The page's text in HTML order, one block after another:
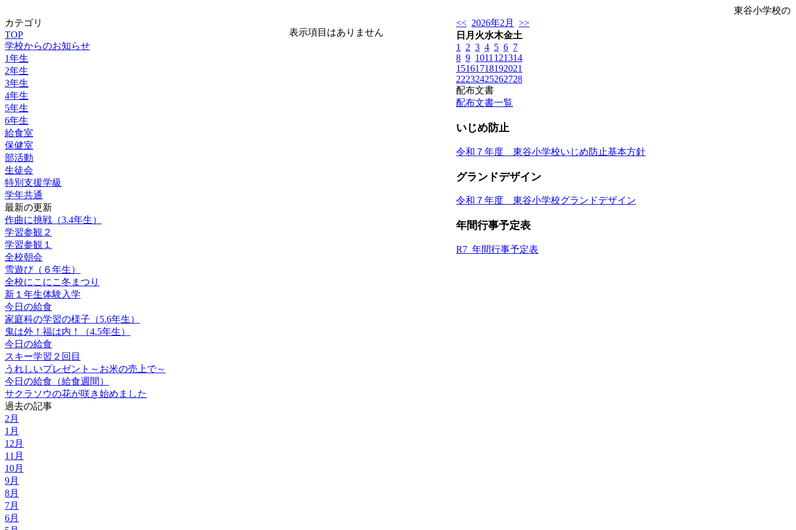
東谷小学校の
カテゴリ
TOP
学校からのお知らせ
1年生
2年生
3年生
4年生
5年生
6年生
給食室
保健室
部活動
生徒会
特別支援学級
学年共通
最新の更新
作曲に挑戦（3.4年生）
学習参観２
学習参観１
全校朝会
雪遊び（６年生）
全校にこにこ冬まつり
新１年生体験入学
今日の給食
家庭科の学習の様子（5.6年生）
鬼は外！福は内！（4.5年生）
今日の給食
スキー学習２回目
うれしいプレゼント～お米の売上で～
今日の給食（給食週間）
サクラソウの花が咲き始めました
過去の記事
2月
1月
12月
11月
10月
9月
8月
7月
6月
表示項目はありません
<< 2026年2月
>>
日 月 火水木金土
1
2 3 4 5 6 7
8 9 1011 121314
15161718192021
22232425262728
配布文書
配布文書一覧
いじめ防止
令和７年度 東谷小学校いじめ防止基本方針
グランドデザイン
令和７年度 東谷小学校グランドデザイン
年間行事予定表
R7_年間行事予定表